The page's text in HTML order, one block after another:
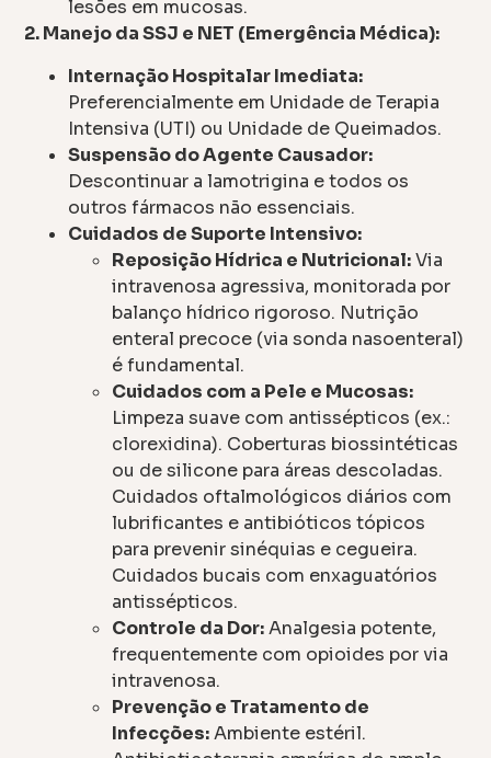
lesões em mucosas.
2. Manejo da SSJ e NET (Emergência Médica):
Internação Hospitalar Imediata:
Preferencialmente em Unidade de Terapia
Intensiva (UTI) ou Unidade de Queimados.
Suspensão do Agente Causador:
Descontinuar a lamotrigina e todos os
outros fármacos não essenciais.
Cuidados de Suporte Intensivo:
Reposição Hídrica e Nutricional:Via
intravenosa agressiva, monitorada por
balanço hídrico rigoroso. Nutrição
enteral precoce (via sonda nasoenteral)
é fundamental.
Cuidados com a Pele e Mucosas:
Limpeza suave com antissépticos (ex.:
clorexidina). Coberturas biossintéticas
ou de silicone para áreas descoladas.
Cuidados oftalmológicos diários com
lubrificantes e antibióticos tópicos
para prevenir sinéquias e cegueira.
Cuidados bucais com enxaguatórios
antissépticos.
Controle da Dor:Analgesia potente,
frequentemente com opioides por via
intravenosa.
Prevenção e Tratamento de
Infecções:Ambiente estéril.